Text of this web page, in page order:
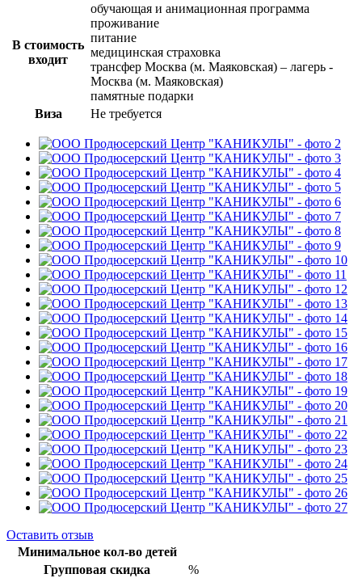
В стоимость
входит
обучающая и анимационная программа
проживание
питание
медицинская страховка
трансфер Москва (м. Маяковская) – лагерь -
Москва (м. Маяковская)
памятные подарки
Виза
Не требуется
Оставить отзыв
Минимальное кол-во детей
Групповая скидка
%